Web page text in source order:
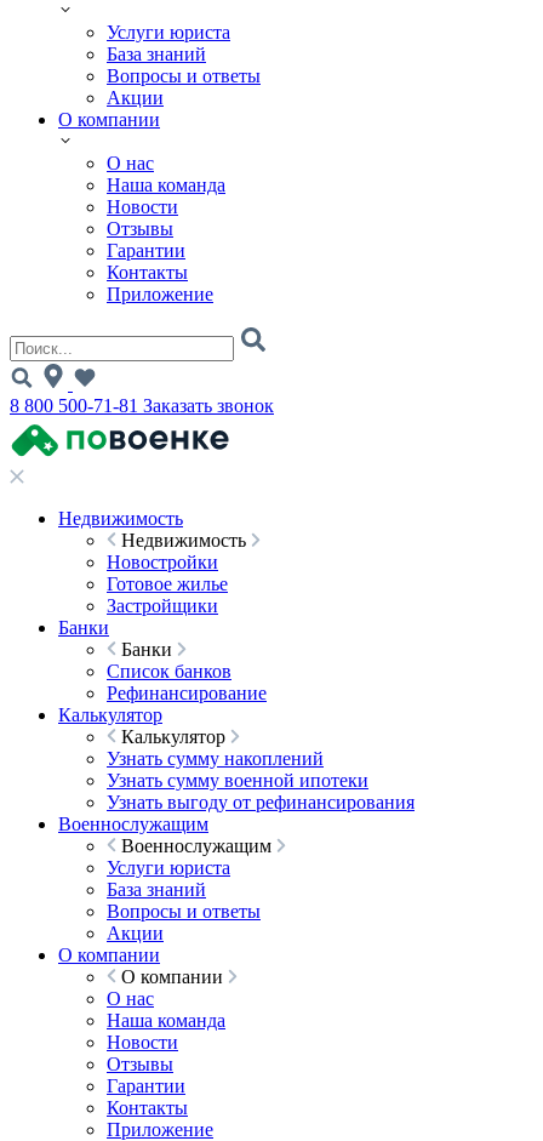
Услуги юриста
База знаний
Вопросы и ответы
Акции
О компании
О нас
Наша команда
Новости
Отзывы
Гарантии
Контакты
Приложение
8 800 500-71-81 Заказать звонок
Недвижимость
Недвижимость
Новостройки
Готовое жилье
Застройщики
Банки
Банки
Список банков
Рефинансирование
Калькулятор
Калькулятор
Узнать сумму накоплений
Узнать сумму военной ипотеки
Узнать выгоду от рефинансирования
Военнослужащим
Военнослужащим
Услуги юриста
База знаний
Вопросы и ответы
Акции
О компании
О компании
О нас
Наша команда
Новости
Отзывы
Гарантии
Контакты
Приложение